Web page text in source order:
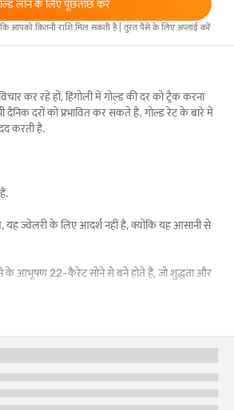
लोन के लिए पूछताछ करें
आपको कितनी राशि मिल सकती है | तुरंत पैसे के लिए अप्लाई करें
कर रहे हों, हिंगोली में गोल्ड की दर को ट्रैक करना
दैनिक दरों को प्रभावित कर सकते हैं. गोल्ड रेट के बारे में
करती है.
यह ज्वेलरी के लिए आदर्श नहीं है, क्योंकि यह आसानी से
के आभूषण 22-कैरेट सोने से बने होते हैं, जो शुद्धता और